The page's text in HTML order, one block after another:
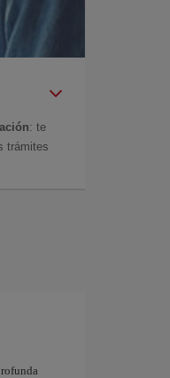
: te
trámites